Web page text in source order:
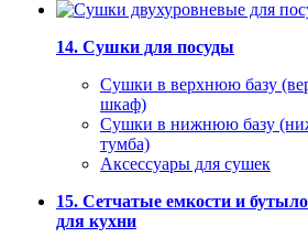
14. Сушки для посуды
Сушки в верхнюю базу
шкаф)
Сушки в нижнюю базу
тумба)
Аксессуары для сушек
15. Сетчатые емкости и
для кухни